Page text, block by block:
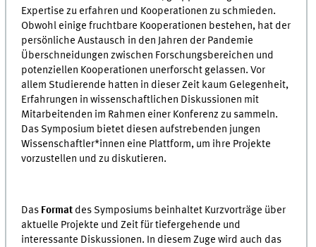
Expertise zu erfahren und Kooperationen zu schmieden.
Obwohl einige fruchtbare Kooperationen bestehen, hat der
persönliche Austausch in den Jahren der Pandemie
Überschneidungen zwischen Forschungsbereichen und
potenziellen Kooperationen unerforscht gelassen. Vor
allem Studierende hatten in dieser Zeit kaum Gelegenheit,
Erfahrungen in wissenschaftlichen Diskussionen mit
Mitarbeitenden im Rahmen einer Konferenz zu sammeln.
Das Symposium bietet diesen aufstrebenden jungen
Wissenschaftler*innen eine Plattform, um ihre Projekte
vorzustellen und zu diskutieren.
Das Format des Symposiums beinhaltet Kurzvorträge über
aktuelle Projekte und Zeit für tiefergehende und
interessante Diskussionen. In diesem Zuge wird auch das